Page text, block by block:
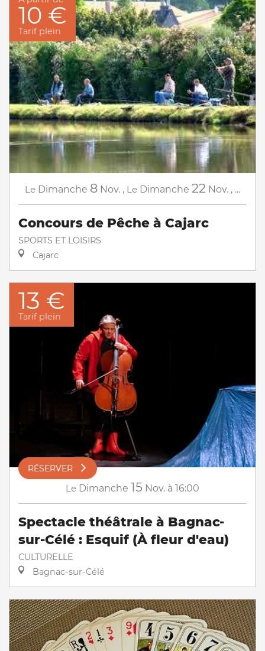
10 €
Tarif plein
Le Dimanche 8 Nov. , Le Dimanche 22 Nov. , ...
Concours de Pêche à Cajarc
SPORTS ET LOISIRS
Cajarc
13 €
Tarif plein
RÉSERVER
Le Dimanche 15 Nov. à 16:00
Spectacle théâtrale à Bagnac-
sur-Célé : Esquif (À fleur d'eau)
CULTURELLE
Bagnac-sur-Célé